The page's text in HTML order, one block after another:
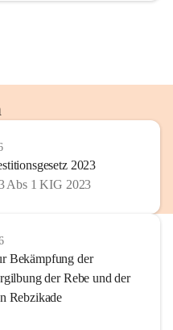
2023
Abs 1 KIG 2023
Bekämpfung der
der Rebe und der
Rebzikade